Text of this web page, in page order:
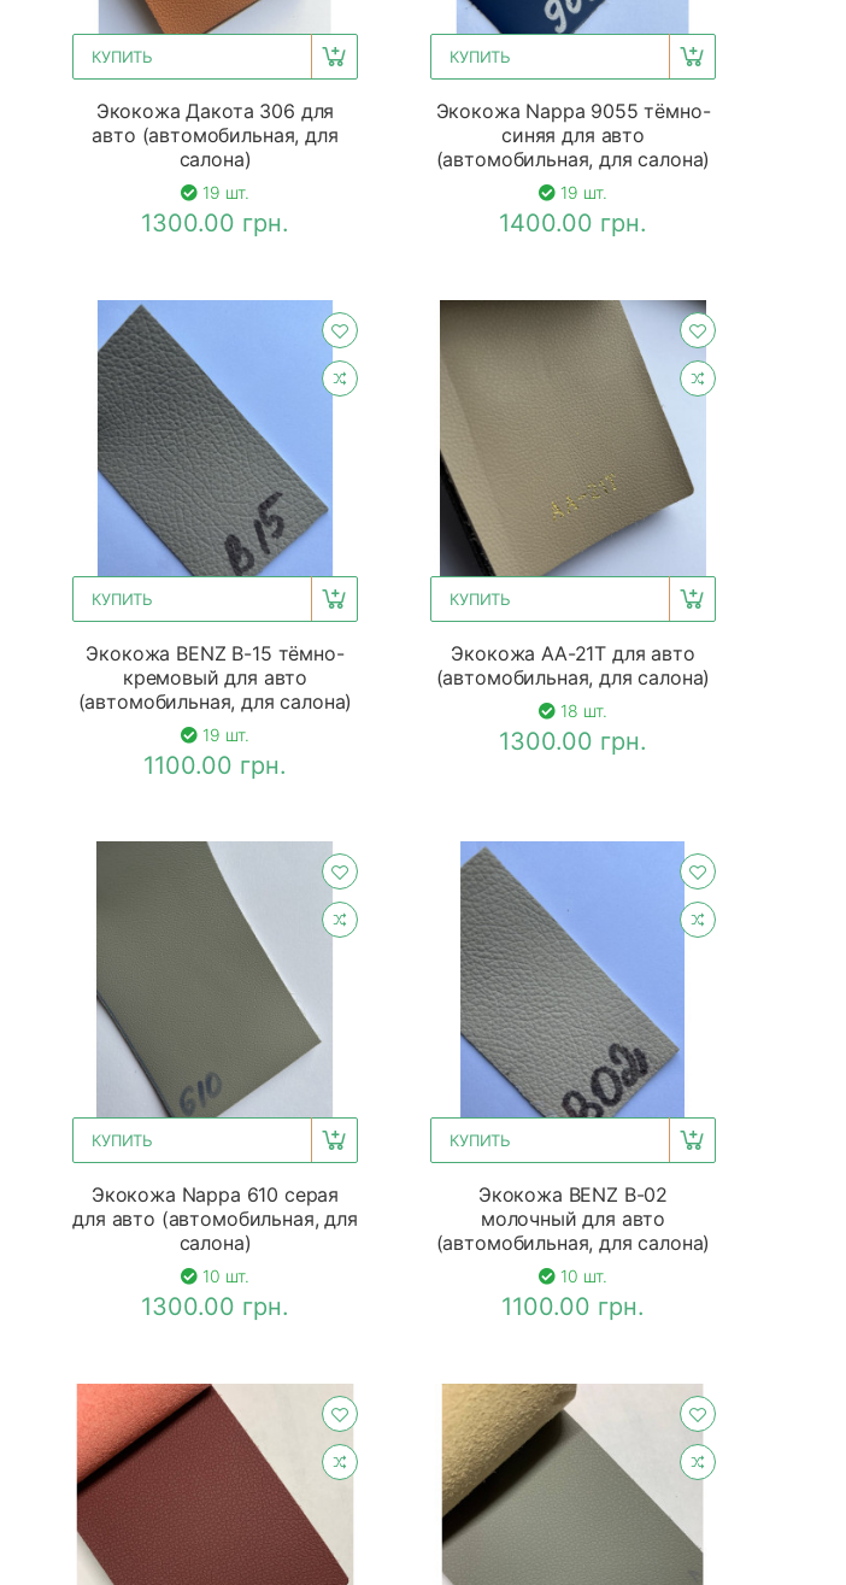
КУПИТЬ
Экокожа Дакота 306 для
авто (автомобильная, для
салона)
19 шт.
1300.00 грн.
КУПИТЬ
Экокожа Nappa 9055 тёмно-
синяя для авто
(автомобильная, для салона)
19 шт.
1400.00 грн.
КУПИТЬ
Экокожа BENZ B-15 тёмно-
кремовый для авто
(автомобильная, для салона)
19 шт.
1100.00 грн.
КУПИТЬ
Экокожа АА-21Т для авто
(автомобильная, для салона)
18 шт.
1300.00 грн.
КУПИТЬ
Экокожа Nappa 610 серая
для авто (автомобильная, для
салона)
10 шт.
1300.00 грн.
КУПИТЬ
Экокожа BENZ B-02
молочный для авто
(автомобильная, для салона)
10 шт.
1100.00 грн.